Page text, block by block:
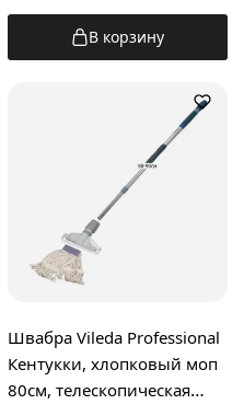
В корзину
Швабра Vileda Professional
Кентукки, хлопковый моп
80см, телескопическая